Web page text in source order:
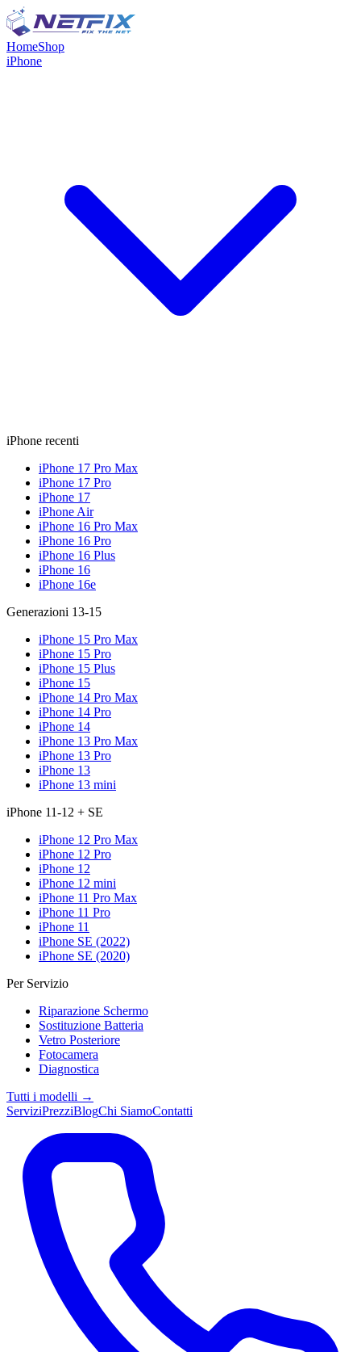
HomeShop
iPhone
iPhone recenti
iPhone 17 Pro Max
iPhone 17 Pro
iPhone 17
iPhone Air
iPhone 16 Pro Max
iPhone 16 Pro
iPhone 16 Plus
iPhone 16
iPhone 16e
Generazioni 13-15
iPhone 15 Pro Max
iPhone 15 Pro
iPhone 15 Plus
iPhone 15
iPhone 14 Pro Max
iPhone 14 Pro
iPhone 14
iPhone 13 Pro Max
iPhone 13 Pro
iPhone 13
iPhone 13 mini
iPhone 11-12 + SE
iPhone 12 Pro Max
iPhone 12 Pro
iPhone 12
iPhone 12 mini
iPhone 11 Pro Max
iPhone 11 Pro
iPhone 11
iPhone SE (2022)
iPhone SE (2020)
Per Servizio
Riparazione Schermo
Sostituzione Batteria
Vetro Posteriore
Fotocamera
Diagnostica
Tutti i modelli →
ServiziPrezziBlogChi SiamoContatti